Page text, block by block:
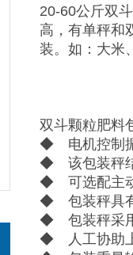
20-60公斤双
高，有单秤和
装。如：大米
双斗颗粒肥料
◆ 电机控制振
◆ 该包装秤结
◆ 可选配主动
◆ 包装秤具有
◆ 包装秤采用
◆ 人工协助上